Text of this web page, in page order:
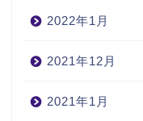
2022年1月
2021年12月
2021年1月